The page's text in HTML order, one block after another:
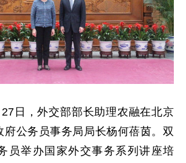
日，外交部部长助理农融在北京
府公务员事务局局长杨何蓓茵。双
员举办国家外交事务系列讲座培